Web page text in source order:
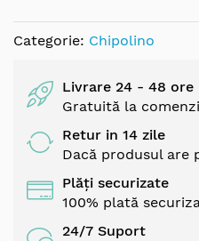
Categorie: Chipolino
Livrare 24 - 48 ore
Gratuită la
Retur in 14 zile
Dacă produsul are
Plăți securizate
100% plată
24/7 Suport